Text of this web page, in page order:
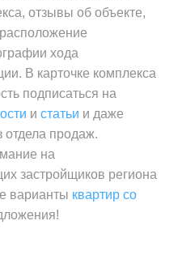
отзывы об объекте,
хода
В карточке комплекса
подписаться на
и статьи и даже
отдела продаж.
на
застройщиков региона
варианты квартир со